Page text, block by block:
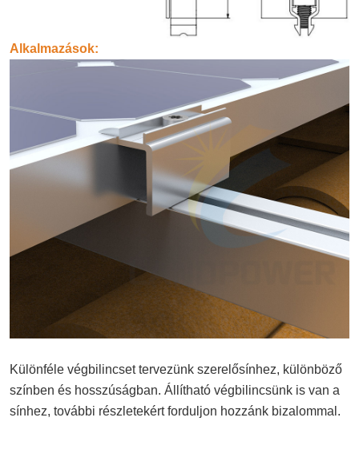
Alkalmazások:
Különféle végbilincset tervezünk szerelősínhez, különböző
színben és hosszúságban. Állítható végbilincsünk is van a
sínhez, további részletekért forduljon hozzánk bizalommal.